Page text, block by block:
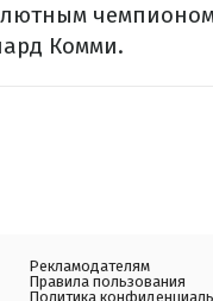
Комми.
Рекламодателям
Правила пользования
Политика